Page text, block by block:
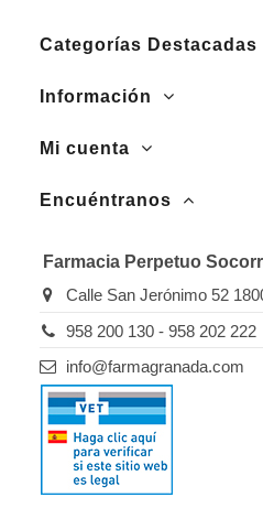
Categorías Destacadas
Información
Mi cuenta
Encuéntranos
Farmacia Perpetuo
Calle San Jerónimo 52
958 200 130 - 958 202 222
info@farmagranada.com